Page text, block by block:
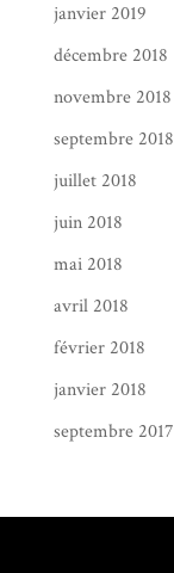
janvier 2019
décembre 2018
novembre 2018
septembre 2018
juillet 2018
juin 2018
mai 2018
avril 2018
février 2018
janvier 2018
septembre 2017